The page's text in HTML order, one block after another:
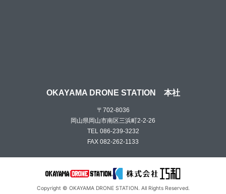
OKAYAMA DRONE STATION 本社
〒702-8036
岡山県岡山市南区三浜町2-2-26
TEL 086-239-3232
FAX 082-262-1133
Copyright © OKAYAMA DRONE STATION. All Rights Reserved.